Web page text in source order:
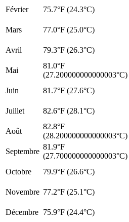
Février
75.7°F (24.3°C)
Mars
77.0°F (25.0°C)
Avril
79.3°F (26.3°C)
Mai
81.0°F
(27.200000000000003°C)
Juin
81.7°F (27.6°C)
Juillet
82.6°F (28.1°C)
Août
82.8°F
(28.200000000000003°C)
Septembre
81.9°F
(27.700000000000003°C)
Octobre
79.9°F (26.6°C)
Novembre 77.2°F (25.1°C)
Décembre 75.9°F (24.4°C)